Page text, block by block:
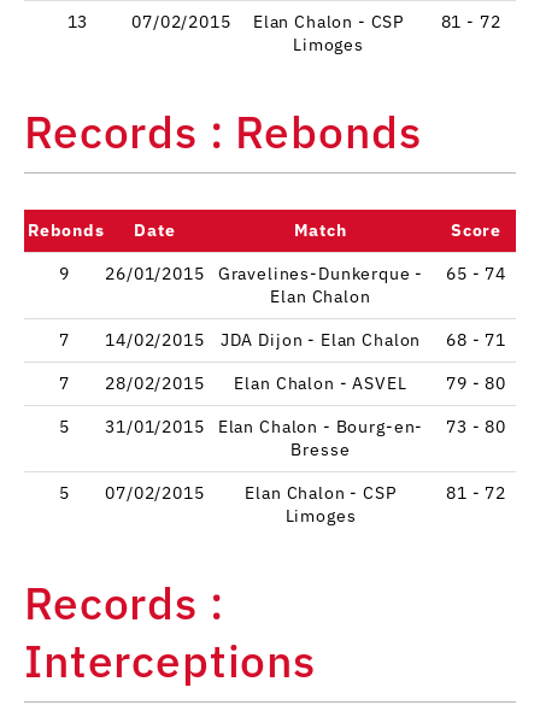
13 07/02/2015
Elan Chalon - CSP
Limoges
81 - 72
Records : Rebonds
Rebonds Date Match
Score
9
26/01/2015
Gravelines-Dunkerque -
Elan Chalon
65 - 74
7 14/02/2015 JDA Dijon - Elan Chalon
68 - 71
7
28/02/2015 Elan Chalon - ASVEL
79 - 80
5
31/01/2015
Elan Chalon - Bourg-en-
Bresse
73 - 80
5 07/02/2015
Elan Chalon - CSP
Limoges
81 - 72
Records :
Interceptions